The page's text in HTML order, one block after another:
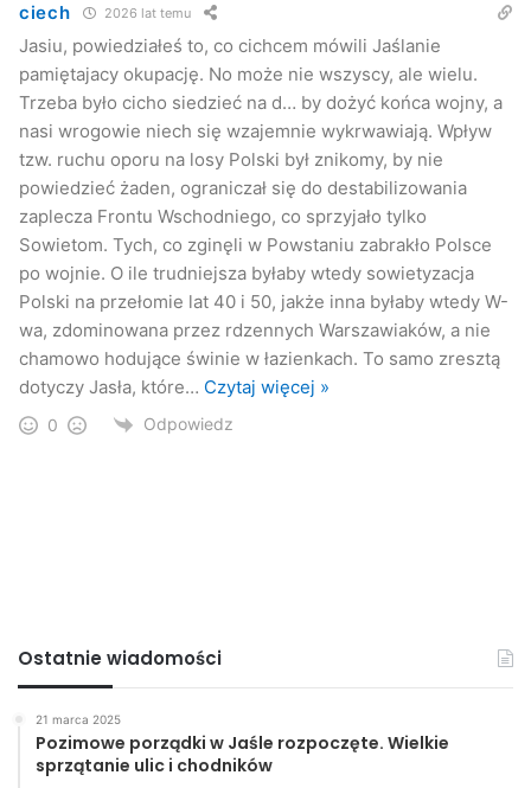
ciech 2026 lat temu
Jasiu, powiedziałeś to, co cichcem mówili Jaślanie
pamiętajacy okupację. No może nie wszyscy, ale wielu.
Trzeba było cicho siedzieć na d… by dożyć końca wojny, a
nasi wrogowie niech się wzajemnie wykrwawiają. Wpływ
tzw. ruchu oporu na losy Polski był znikomy, by nie
powiedzieć żaden, ograniczał się do destabilizowania
zaplecza Frontu Wschodniego, co sprzyjało tylko
Sowietom. Tych, co zginęli w Powstaniu zabrakło Polsce
po wojnie. O ile trudniejsza byłaby wtedy sowietyzacja
Polski na przełomie lat 40 i 50, jakże inna byłaby wtedy W-
wa, zdominowana przez rdzennych Warszawiaków, a nie
chamowo hodujące świnie w łazienkach. To samo zresztą
dotyczy Jasła, które… Czytaj więcej »
0 Odpowiedz
Ostatnie wiadomości
21 marca 2025
Pozimowe porządki w Jaśle rozpoczęte. Wielkie
sprzątanie ulic i chodników